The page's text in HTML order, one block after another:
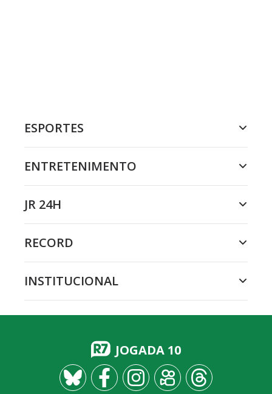
ESPORTES
ENTRETENIMENTO
JR 24H
RECORD
INSTITUCIONAL
JOGADA 10